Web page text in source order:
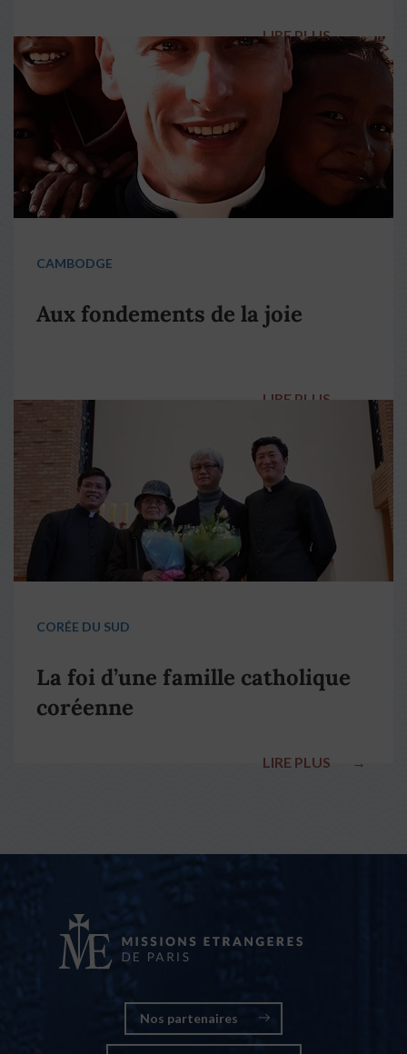
LIRE PLUS →
CAMBODGE
Aux fondements de la joie
LIRE PLUS →
CORÉE DU SUD
La foi d’une famille catholique
coréenne
LIRE PLUS →
Nos partenaires